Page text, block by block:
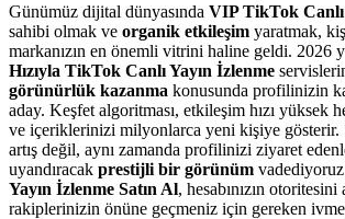
Günümüz dijital dünyasında VIP TikTok Canlı
sahibi olmak ve organik etkileşim yaratmak,
markanızın en önemli vitrini haline geldi. 2026
Hızıyla TikTok Canlı Yayın İzlenme
görünürlük kazanma konusunda profilinizin
aday. Keşfet algoritması, etkileşim hızı yüksek
ve içeriklerinizi milyonlarca yeni kişiye gösterir.
artış değil, aynı zamanda profilinizi ziyaret
uyandıracak prestijli bir görünüm
Yayın İzlenme Satın Al, hesabınızın otoritesini
rakiplerinizin önüne geçmeniz için gereken